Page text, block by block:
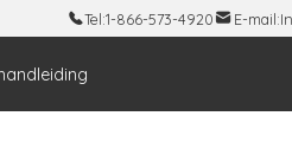
Tel:1-866-573-4920 E-mail: